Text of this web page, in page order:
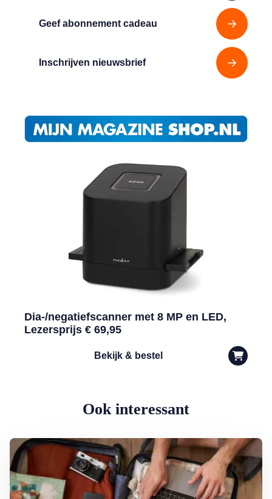
Geef abonnement cadeau
Inschrijven nieuwsbrief
Dia-/negatiefscanner met 8 MP en LED,
Lezersprijs € 69,95
Bekijk & bestel
Ook interessant
Lees meer over Privacy op vakantie: waar moet je op letten?